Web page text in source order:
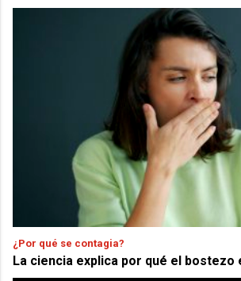
¿Por qué se contagia?
La ciencia explica por qué el bostezo